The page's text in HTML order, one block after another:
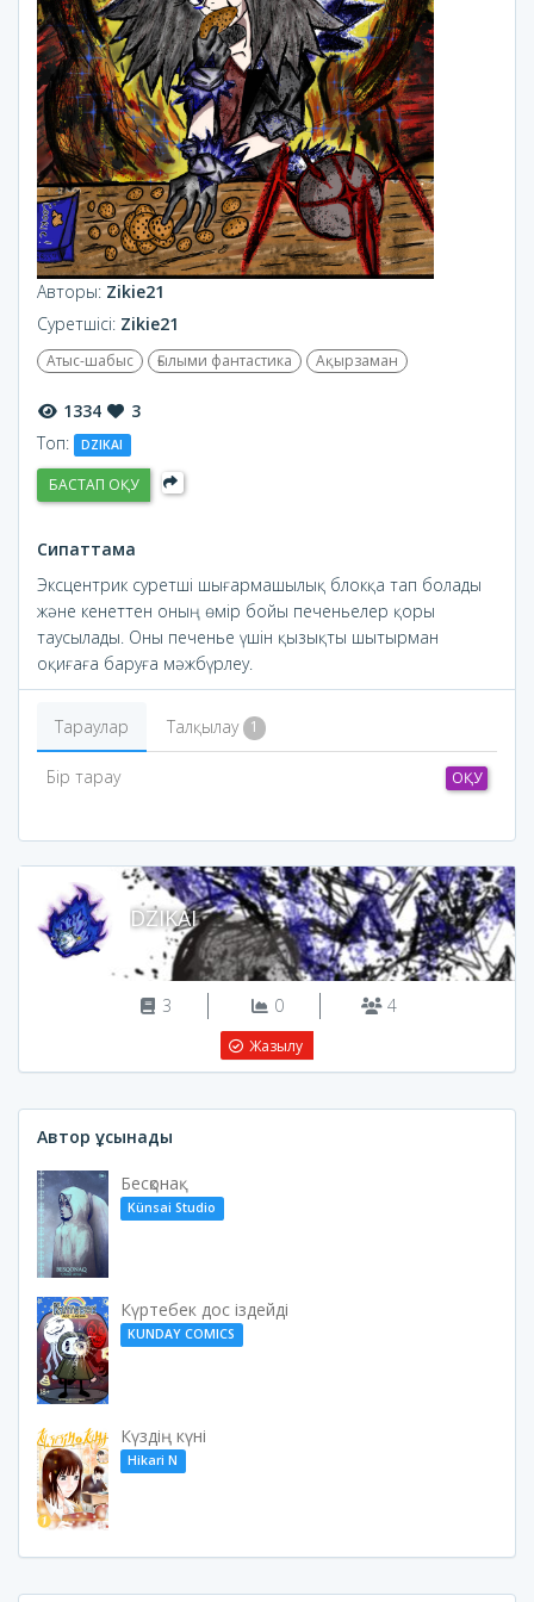
Авторы: Zikie21
Суретшісі: Zikie21
Атыс-шабыс Ғылыми фантастика Ақырзаман
1334
3
Топ:
DZIKAI
БАСТАП ОҚУ
Сипаттама
Эксцентрик суретші шығармашылық блокқа тап болады
және кенеттен оның өмір бойы печеньелер қоры
таусылады. Оны печенье үшін қызықты шытырман
оқиғаға баруға мәжбүрлеу.
Тараулар Талқылау 1
Бір тарау ОҚУ
DZIKAI
3 0 4
Жазылу
Автор ұсынады
Бесқонақ
Künsai Studio
Күртебек дос іздейді
KUNDAY COMICS
Күздің күні
Hikari N